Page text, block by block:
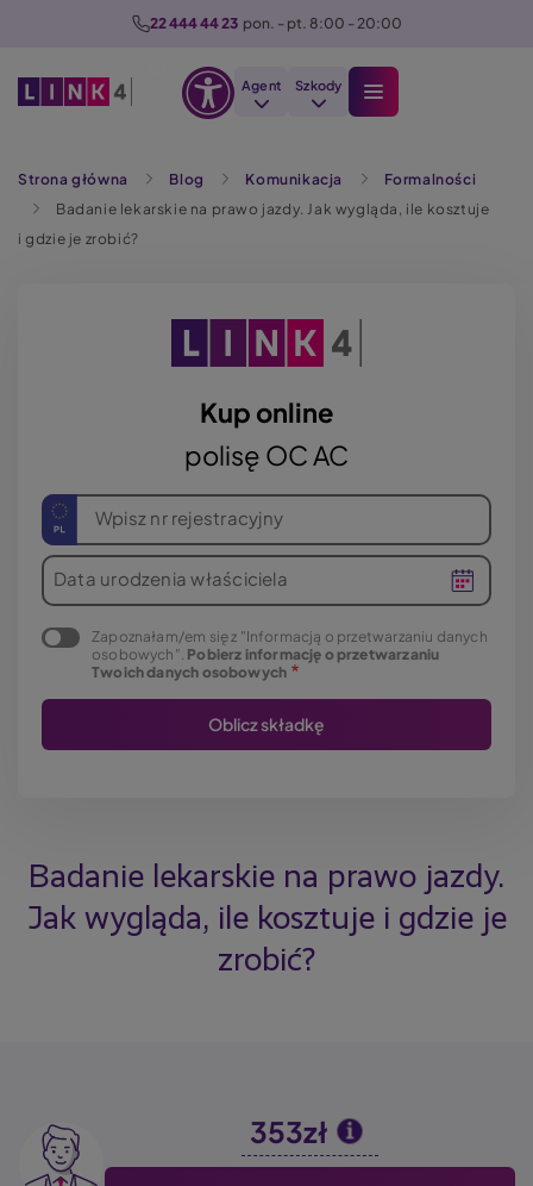
22 444 44 23 pon. - pt. 8:00 - 20:00
Agent Szkody
Strona główna Blog Komunikacja
Formalności
Badanie lekarskie na prawo jazdy. Jak wygląda, ile kosztuje
i gdzie je zrobić?
Kup online
polisę OC AC
Wpisz nr rejestracyjny
Data urodzenia właściciela
Zapoznałam/em się z "Informacją o przetwarzaniu danych
osobowych". Pobierz informację o przetwarzaniu
Twoich danych osobowych
Badanie lekarskie na prawo jazdy.
Jak wygląda, ile kosztuje i gdzie je
zrobić?
Image 353zł